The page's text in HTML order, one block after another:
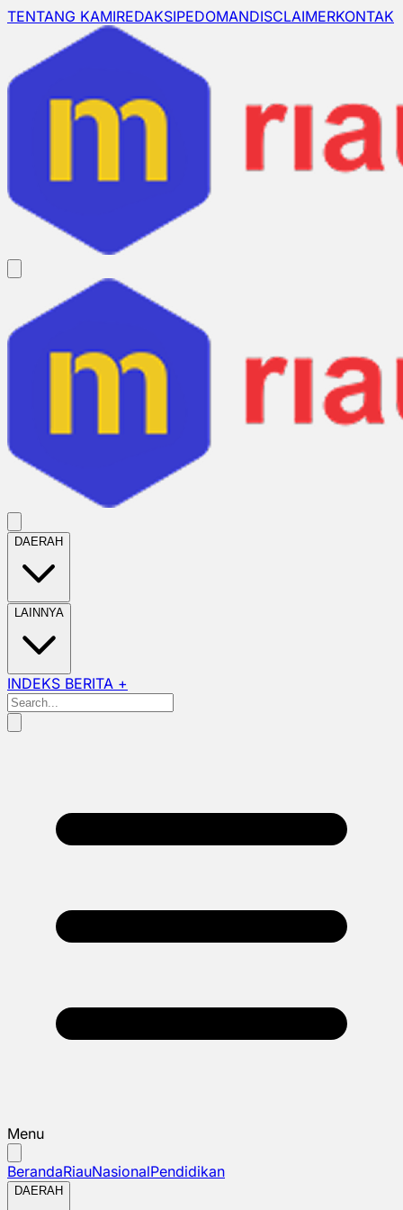
TENTANG KAMIREDAKSIPEDOMANDISCLAIMERKONTAK
DAERAH
LAINNYA
INDEKS BERITA +
Menu
BerandaRiauNasionalPendidikan
DAERAH